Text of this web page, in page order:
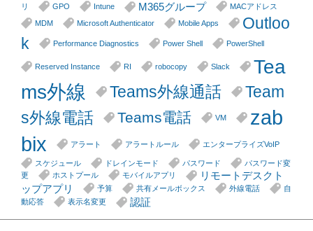
リ
GPO Intune M365グループ
MACアドレス
MDM
Microsoft Authenticator Mobile Apps
Outloo
k
Performance Diagnostics Power Shell PowerShell
Reserved Instance RI robocopy Slack
Tea
ms外線
Teams外線通話
Team
s外線電話
Teams電話 VM
zab
bix
アラート アラートルール エンタープライズVoIP
スケジュール ドレインモード パスワード
パスワード変
更
ホストプール モバイルアプリ
リモートデスクト
ップアプリ
予算 共有メールボックス 外線電話
自
動応答
表示名変更 認証